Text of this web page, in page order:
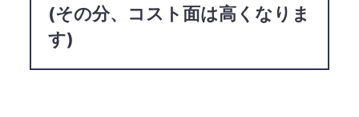
(その分、コスト面は高くなりま
す)​